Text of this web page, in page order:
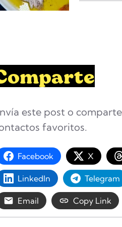
este post o
favoritos.
Facebook X
LinkedIn Telegram
Email Copy Link